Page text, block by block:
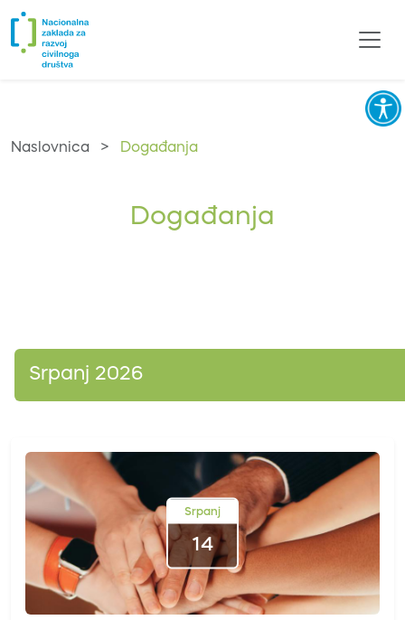
Naslovnica > Događanja
Događanja
Srpanj 2026
Srpanj
14